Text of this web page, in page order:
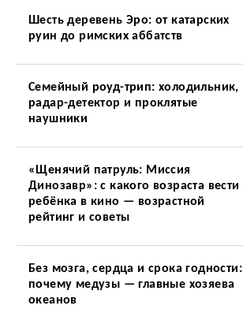
Шесть деревень Эро: от катарских
руин до римских аббатств
Семейный роуд-трип: холодильник,
радар-детектор и проклятые
наушники
«Щенячий патруль: Миссия
Динозавр»: с какого возраста вести
ребёнка в кино — возрастной
рейтинг и советы
Без мозга, сердца и срока годности:
почему медузы — главные хозяева
океанов